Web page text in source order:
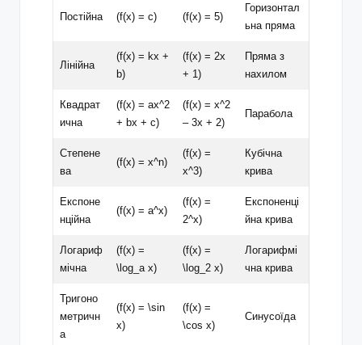
Постійна (f(x) = c) (f(x) = 5)
Горизонтал
ьна пряма
Лінійна
(f(x) = kx +
b)
(f(x) = 2x
+ 1)
Пряма з
нахилом
Квадрат
ична
(f(x) = ax^2
+ bx + c)
(f(x) = x^2
– 3x + 2)
Парабола
Степене
ва
(f(x) = x^n)
(f(x) =
x^3)
Кубічна
крива
Експоне
нційна
(f(x) = a^x)
(f(x) =
2^x)
Експоненці
йна крива
Логариф
мічна
(f(x) =
\log_a x)
(f(x) =
\log_2 x)
Логарифмі
чна крива
Тригоно
метричн
а
(f(x) = \sin
x)
(f(x) =
\cos x)
Синусоїда